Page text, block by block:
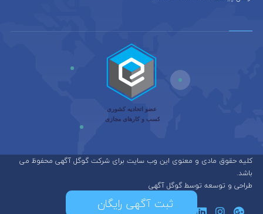
کلیه حقوق مادی و معنوی این وب سایت برای شرکت گوگل آگهی محفوظ می
باشد.
طراحی و توسعه توسط گوگل آگهی
ثبت آگهی رایگان